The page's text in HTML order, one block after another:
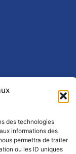
des technologies
informations des
permettra de traiter
ou les ID uniques